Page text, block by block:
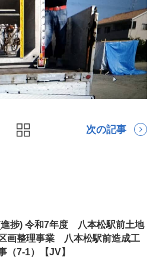
次の記事
捗) 令和7年度 八本松駅前土地
区画整理事業 八本松駅前造成工
（7-1）【JV】